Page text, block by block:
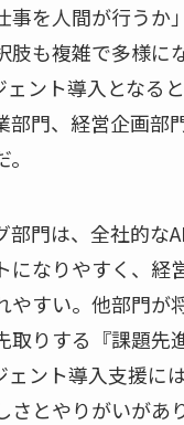
事を人間が行うか
も複雑で多様に
ェント導入となる
部門、経営企画部
部門は、全社的な
になりやすく、経
やすい。他部門が
取りする『課題先
ェント導入支援に
さとやりがいがあ